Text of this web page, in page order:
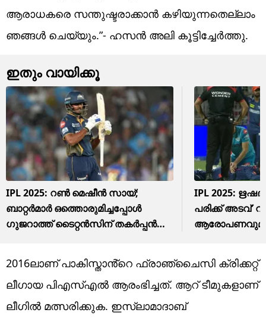
ആരാധകരെ സന്തുഷ്ടരാക്കാൻ കഴിയുന്നതെല്ലാം
ഞങ്ങൾ ചെയ്യും.”- ഹസൻ അലി കൂട്ടിച്ചേർത്തു.
ഇതും വായിക്കൂ
IPL 2025: റൺ മെഷീൻ സായ്;
ബാറ്റർമാർ ഒത്തൊരുമിച്ചപ്പോൾ
ഗുജറാത്ത് ടൈറ്റൻസിന് തകർപ്പൻ
IPL 2025:
പരിക്ക് അടവ്’
2016ലാണ് പാകിസ്താൻ്റെ ഫ്രാഞ്ചൈസി ക്രിക്കറ്റ്
ലീഗായ പിഎസ്എൽ ആരംഭിച്ചത്. ആറ് ടീമുകളാണ്
ലീഗിൽ മത്സരിക്കുക. ഇസ്ലാമാദാബ്